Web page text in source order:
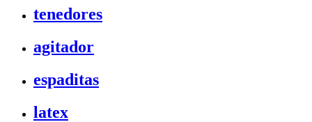
tenedores
agitador
espaditas
latex